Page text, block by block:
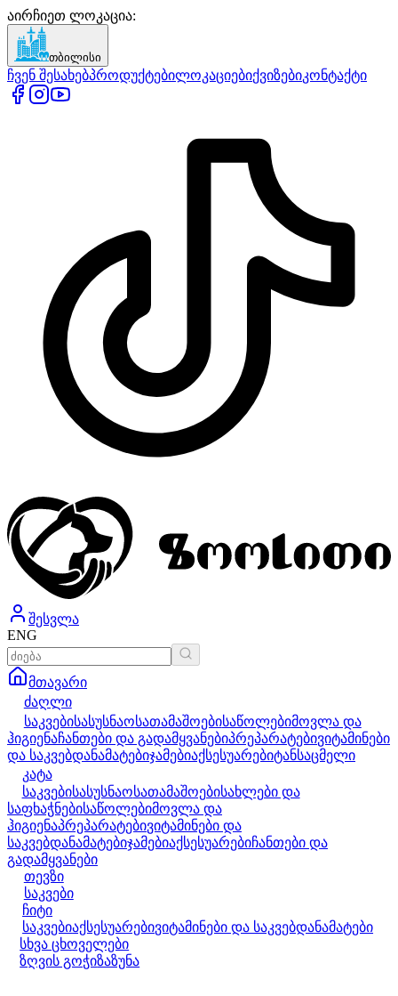
აირჩიეთ ლოკაცია:
თბილისი
ჩვენ შესახებპროდუქტებილოკაციებიქვიზებიკონტაქტი
შესვლა
ENG
მთავარი
ძაღლი
საკვებისასუსნაოსათამაშოებისაწოლებიმოვლა და
ჰიგიენაჩანთები და გადამყვანებიპრეპარატებივიტამინები
და საკვებდანამატებიჯამებიაქსესუარებიტანსაცმელი
კატა
საკვებისასუსნაოსათამაშოებისახლები და
საფხაჭნებისაწოლებიმოვლა და
ჰიგიენაპრეპარატებივიტამინები და
საკვებდანამატებიჯამებიაქსესუარებიჩანთები და
გადამყვანები
თევზი
საკვები
ჩიტი
საკვებიაქსესუარებივიტამინები და საკვებდანამატები
სხვა ცხოველები
ზღვის გოჭიზაზუნა